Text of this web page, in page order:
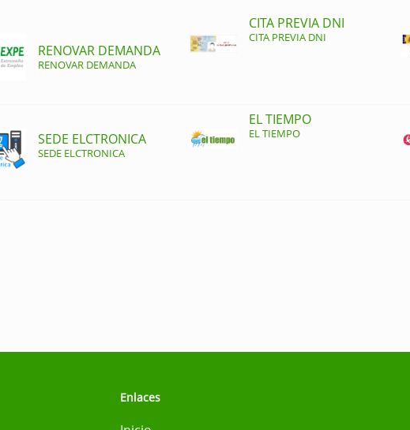
RENOVAR DEMANDA
RENOVAR DEMANDA
CITA PREVIA DNI
CITA PREVIA DNI
SEDE ELCTRONICA
SEDE ELCTRONICA
EL TIEMPO
EL TIEMPO
Enlaces